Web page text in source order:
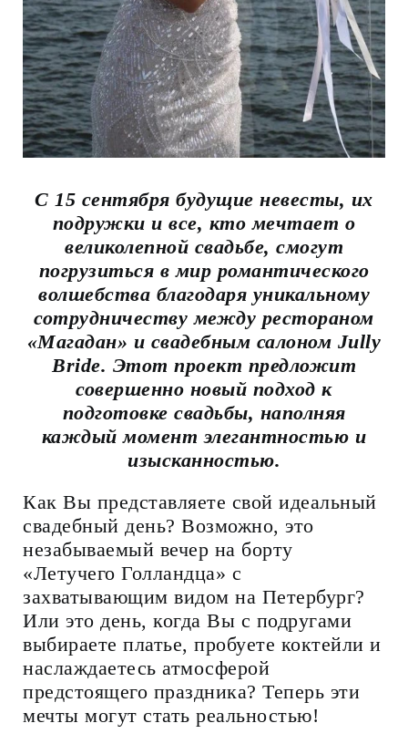
С 15 сентября будущие невесты, их
подружки и все, кто мечтает о
великолепной свадьбе, смогут
погрузиться в мир романтического
волшебства благодаря уникальному
сотрудничеству между рестораном
«Магадан» и свадебным салоном Jully
Bride. Этот проект предложит
совершенно новый подход к
подготовке свадьбы, наполняя
каждый момент элегантностью и
изысканностью.
Как Вы представляете свой идеальный
свадебный день? Возможно, это
незабываемый вечер на борту
«Летучего Голландца» с
захватывающим видом на Петербург?
Или это день, когда Вы с подругами
выбираете платье, пробуете коктейли и
наслаждаетесь атмосферой
предстоящего праздника? Теперь эти
мечты могут стать реальностью!